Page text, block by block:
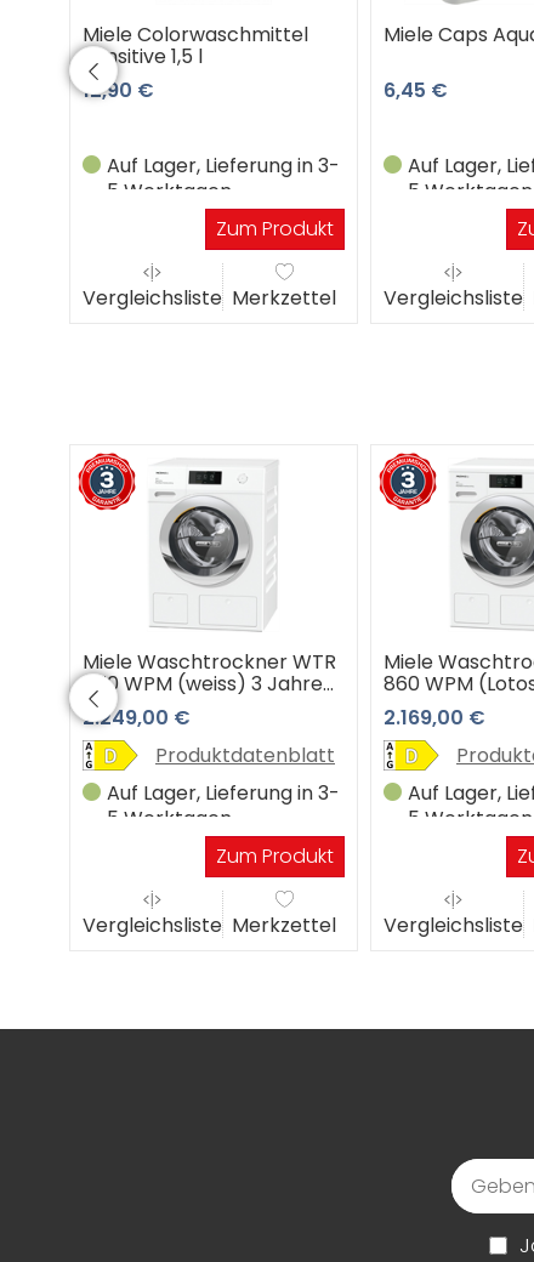
Miele Colorwaschmittel
Sensitive 1,5 l
12,90 €
Auf Lager, Lieferung in 3-
5 Werktagen
Zum Produkt
Vergleichsliste Merkzettel
Miele Caps
6,45 €
Auf Lager,
5 Werktagen
Vergleichsliste
Miele Waschtrockner WTR
870 WPM (weiss) 3 Jahre
Premiumshop Garantie
2.249,00 €
Produktdatenblatt
Auf Lager, Lieferung in 3-
5 Werktagen
Zum Produkt
Vergleichsliste Merkzettel
Miele
860 WPM
Jahre
Garantie
2.169,00 €
Auf Lager,
5 Werktagen
Vergleichsliste